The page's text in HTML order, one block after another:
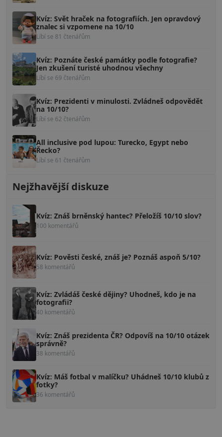
Kvíz: Svět hraček na fotografiích. Jen opravdový
znalec si vzpomene na 10/10
Líbí se 81 čtenářům
Kvíz: Poznáte české památky podle fotografie?
Jen zkušení turisté uhodnou všechny
Líbí se 69 čtenářům
Kvíz: Prezidenti v minulosti. Zvládneš odpovědět
na 10/10?
Líbí se 62 čtenářům
All inclusive pod lupou: Turecko, Egypt nebo
Řecko?
Líbí se 61 čtenářům
Nejžhavější diskuze
Kvíz: Znáš brněnský hantec? Přeložíš 10/10 slov?
100 komentářů
Kvíz: Pověsti české, znáš je? Poznáš aspoň 5/10?
58 komentářů
Kvíz: Zvládáš české dějiny? Uhodneš, kdo je na
fotografii?
40 komentářů
Kvíz: Znáš prezidenta ČR? Odpovíš na 10/10 otázek
správně?
38 komentářů
Kvíz: Máš fotbal v malíčku? Uhádneš 10/10 klubů z
fotky?
36 komentářů